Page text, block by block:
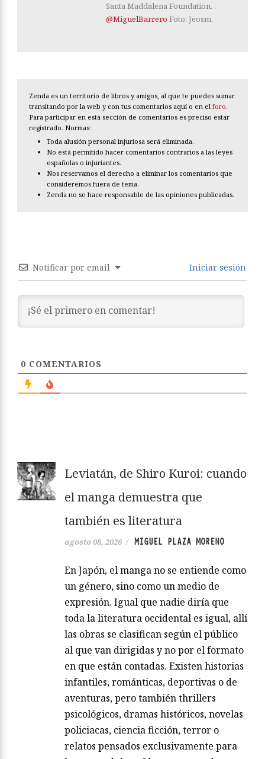
Santa Maddalena Foundation. .
@MiguelBarrero Foto: Jeosm.
Zenda es un territorio de libros y amigos, al que te puedes sumar
transitando por la web y con tus comentarios aquí o en el foro.
Para participar en esta sección de comentarios es preciso estar
registrado. Normas:
Toda alusión personal injuriosa será eliminada.
No está permitido hacer comentarios contrarios a las leyes
españolas o injuriantes.
Nos reservamos el derecho a eliminar los comentarios que
consideremos fuera de tema.
Zenda no se hace responsable de las opiniones publicadas.
Notificar por email Iniciar sesión
0 COMENTARIOS
Leviatán, de Shiro Kuroi: cuando
el manga demuestra que
también es literatura
agosto 08, 2026 / MIGUEL PLAZA MORENO
En Japón, el manga no se entiende como
un género, sino como un medio de
expresión. Igual que nadie diría que
toda la literatura occidental es igual, allí
las obras se clasifican según el público
al que van dirigidas y no por el formato
en que están contadas. Existen historias
infantiles, románticas, deportivas o de
aventuras, pero también thrillers
psicológicos, dramas históricos, novelas
policiacas, ciencia ficción, terror o
relatos pensados exclusivamente para